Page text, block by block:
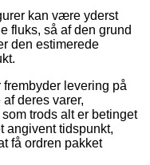
kan være yderst
fluks, så af den grund
den estimerede
levering på
deres varer,
trods alt er betinget
angivent tidspunkt,
få ordren pakket